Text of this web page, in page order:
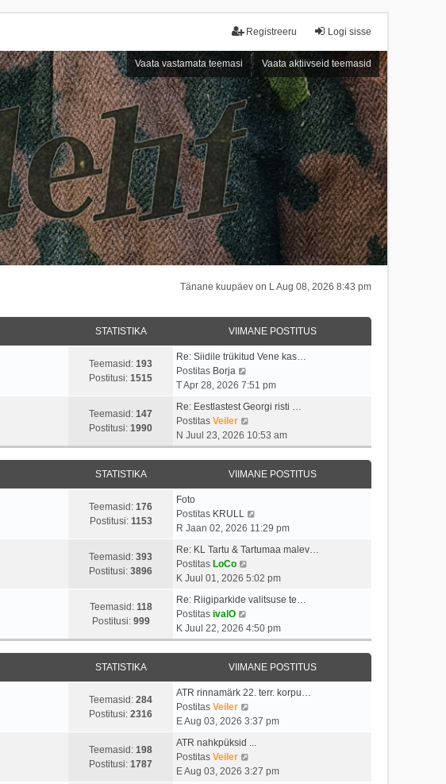
Logi sisse
Registreeru
Vaata vastamata teemasi Vaata aktiivseid teemasid
Tänane kuupäev on L Aug 08, 2026 8:43 pm
STATISTIKA VIIMANE POSTITUS
Teemasid: 193
Postitusi: 1515
Re: Siidile trükitud Vene kas…
Postitas Borja
a
t
a
v
i
s
o
t
i
u
s
t
T Apr 28, 2026 7:51 pm
Teemasid: 147
Postitusi: 1990
Re: Eestlastest Georgi risti …
Postitas Veiler
a
a
t
a
v
i
m
a
t
o
t
t
s
N Juul 23, 2026 10:53 am
STATISTIKA VIIMANE POSTITUS
Teemasid: 176
Postitusi: 1153
Foto
Postitas KRULL
a
t
v
i
m
a
s
t
p
o
t
u
R Jaan 02, 2026 11:29 pm
Teemasid: 393
Postitusi: 3896
Re: KL Tartu & Tartumaa malev…
Postitas LoCo
a
t
v
i
a
s
t
o
s
t
K Juul 01, 2026 5:02 pm
Teemasid: 118
Postitusi: 999
Re: Riigiparkide valitsuse te…
Postitas ivalO
a
a
t
a
v
i
i
m
s
t
K Juul 22, 2026 4:50 pm
STATISTIKA VIIMANE POSTITUS
Teemasid: 284
Postitusi: 2316
ATR rinnamärk 22. terr. korpu…
Postitas Veiler
a
t
v
E Aug 03, 2026 3:37 pm
Teemasid: 198
Postitusi: 1787
ATR nahkpüksid ...
Postitas Veiler
a
E Aug 03, 2026 3:27 pm